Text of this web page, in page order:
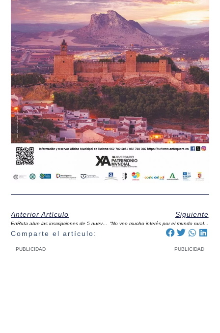
Anterior Artículo
EnRuta abre las inscripciones de 5 nuevos itinerarios laborales en la comarca de Antequera
Siguiente
“No veo mucho interés por el mundo rural; el campo es fundamental y parece que no hay mucho relevo”
Comparte el artículo:
PUBLICIDAD PUBLICIDAD